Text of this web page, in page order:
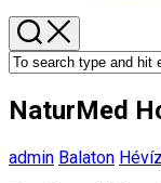
NaturMed
admin Balaton Hévíz